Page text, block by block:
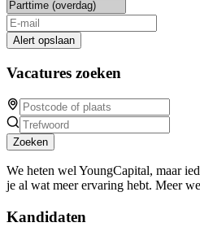
Alert opslaan
Vacatures zoeken
Zoeken
We heten wel YoungCapital, maar
je al wat meer ervaring hebt. Meer
Kandidaten